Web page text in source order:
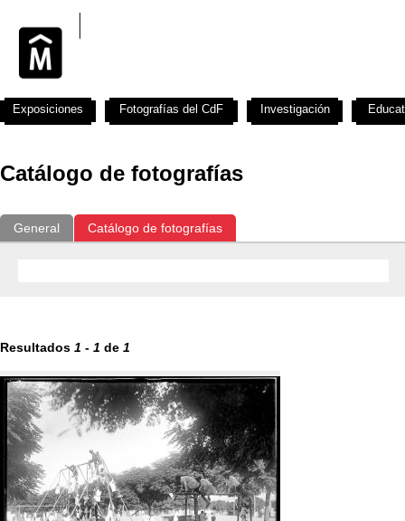
Catálogo de fotografías
General Catálogo de fotografías
Resultados 1 - 1 de 1
Exposiciones Fotografías del CdF Investigación